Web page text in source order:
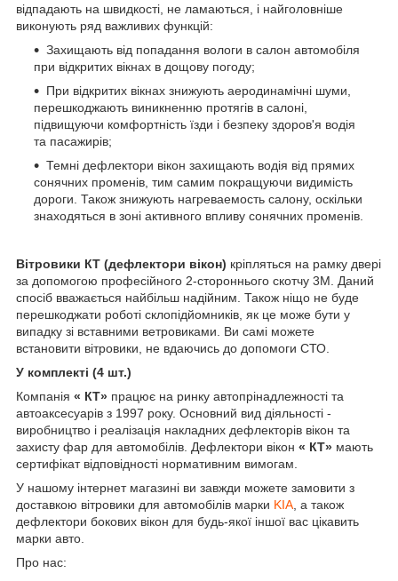
відпадають на швидкості, не ламаються, і найголовніше
виконують ряд важливих функцій:
Захищають від попадання вологи в салон автомобіля
при відкритих вікнах в дощову погоду;
При відкритих вікнах знижують аеродинамічні шуми,
перешкоджають виникненню протягів в салоні,
підвищуючи комфортність їзди і безпеку здоров'я водія
та пасажирів;
Темні дефлектори вікон захищають водія від прямих
сонячних променів, тим самим покращуючи видимість
дороги. Також знижують нагреваемость салону, оскільки
знаходяться в зоні активного впливу сонячних променів.
Вітровики КТ (дефлектори вікон) кріпляться на рамку двері
за допомогою професійного 2-стороннього скотчу 3M. Даний
спосіб вважається найбільш надійним. Також ніщо не буде
перешкоджати роботі склопідйомників, як це може бути у
випадку зі вставними ветровиками. Ви самі можете
встановити вітровики, не вдаючись до допомоги СТО.
У комплекті (4 шт.)
Компанія « КТ» працює на ринку автопрінадлежності та
автоаксесуарів з 1997 року. Основний вид діяльності -
виробництво і реалізація накладних дефлекторів вікон та
захисту фар для автомобілів. Дефлектори вікон « КТ» мають
сертифікат відповідності нормативним вимогам.
У нашому інтернет магазині ви завжди можете замовити з
доставкою вітровики для автомобілів марки KIA , а також
дефлектори бокових вікон для будь-якої іншої вас цікавить
марки авто.
Про нас: